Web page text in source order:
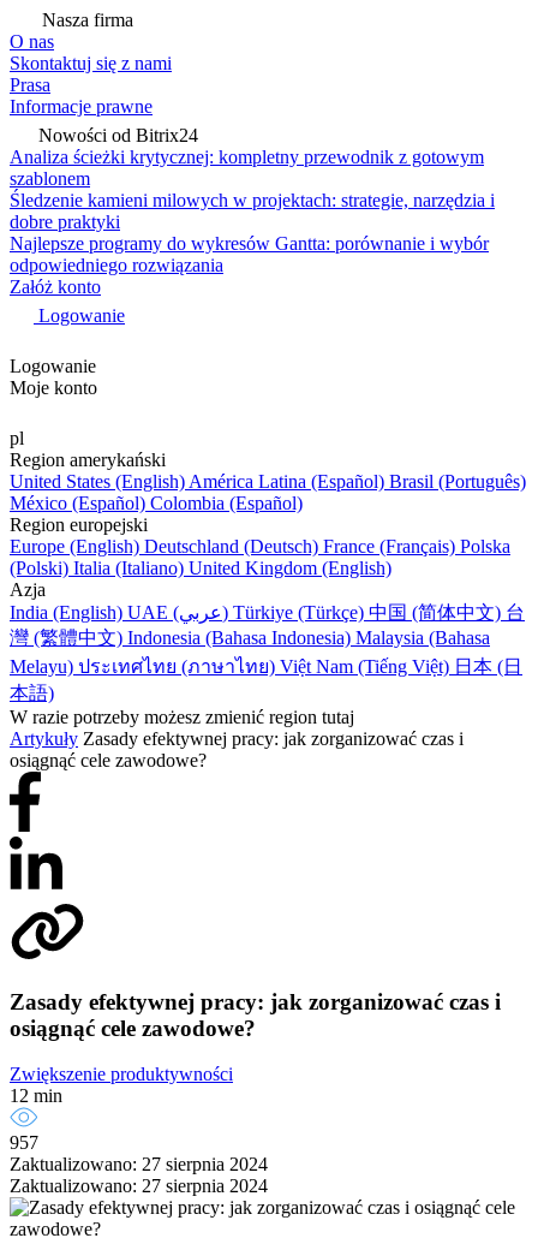
Nasza firma
O nas
Skontaktuj się z nami
Prasa
Informacje prawne
Nowości od Bitrix24
Analiza ścieżki krytycznej: kompletny przewodnik z gotowym
szablonem
Śledzenie kamieni milowych w projektach: strategie, narzędzia i
dobre praktyki
Najlepsze programy do wykresów Gantta: porównanie i wybór
odpowiedniego rozwiązania
Załóż konto
Logowanie
Logowanie
Moje konto
pl
Region amerykański
United States (English) América Latina (Español) Brasil (Português)
México (Español) Colombia (Español)
Region europejski
Europe (English) Deutschland (Deutsch) France (Français) Polska
(Polski) Italia (Italiano) United Kingdom (English)
Azja
India (English)
UAE (عربي) Türkiye (Türkçe) 中国 (简体中文) 台
灣 (繁體中文) Indonesia (Bahasa Indonesia) Malaysia (Bahasa
Melayu) ประเทศไทย (ภาษาไทย) Việt Nam (Tiếng Việt) 日本 (日
本語)
W razie potrzeby możesz zmienić region tutaj
Artykuły Zasady efektywnej pracy: jak zorganizować czas i
osiągnąć cele zawodowe?
Zasady efektywnej pracy: jak zorganizować czas i
osiągnąć cele zawodowe?
Zwiększenie produktywności
12 min
957
Zaktualizowano: 27 sierpnia 2024
Zaktualizowano: 27 sierpnia 2024